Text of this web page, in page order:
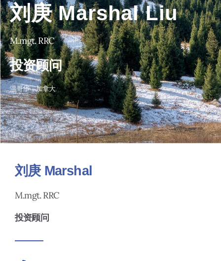
刘庚 Marshal Liu
M.mgt. RRC
投资顾问
温哥华，加拿大
刘庚 Marshal
M.mgt. RRC
投资顾问